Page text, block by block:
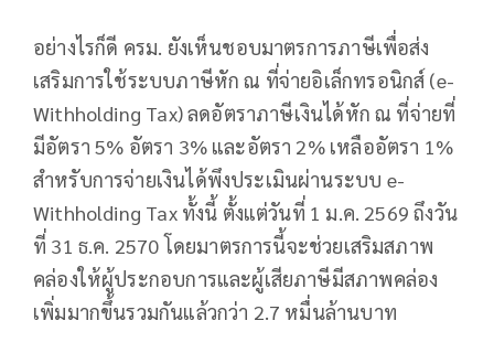
อย่างไรก็ดี ครม. ยังเห็นชอบมาตรการภาษีเพื่อส่ง
เสริมการใช้ระบบภาษีหัก ณ ที่จ่ายอิเล็กทรอนิกส์ (e-
Withholding Tax) ลดอัตราภาษีเงินได้หัก ณ ที่จ่ายที่
มีอัตรา 5% อัตรา 3% และอัตรา 2% เหลืออัตรา 1%
สำหรับการจ่ายเงินได้พึงประเมินผ่านระบบ e-
Withholding Tax ทั้งนี้ ตั้งแต่วันที่ 1 ม.ค. 2569 ถึงวัน
ที่ 31 ธ.ค. 2570 โดยมาตรการนี้จะช่วยเสริมสภาพ
คล่องให้ผู้ประกอบการและผู้เสียภาษีมีสภาพคล่อง
เพิ่มมากขึ้นรวมกันแล้วกว่า 2.7 หมื่นล้านบาท